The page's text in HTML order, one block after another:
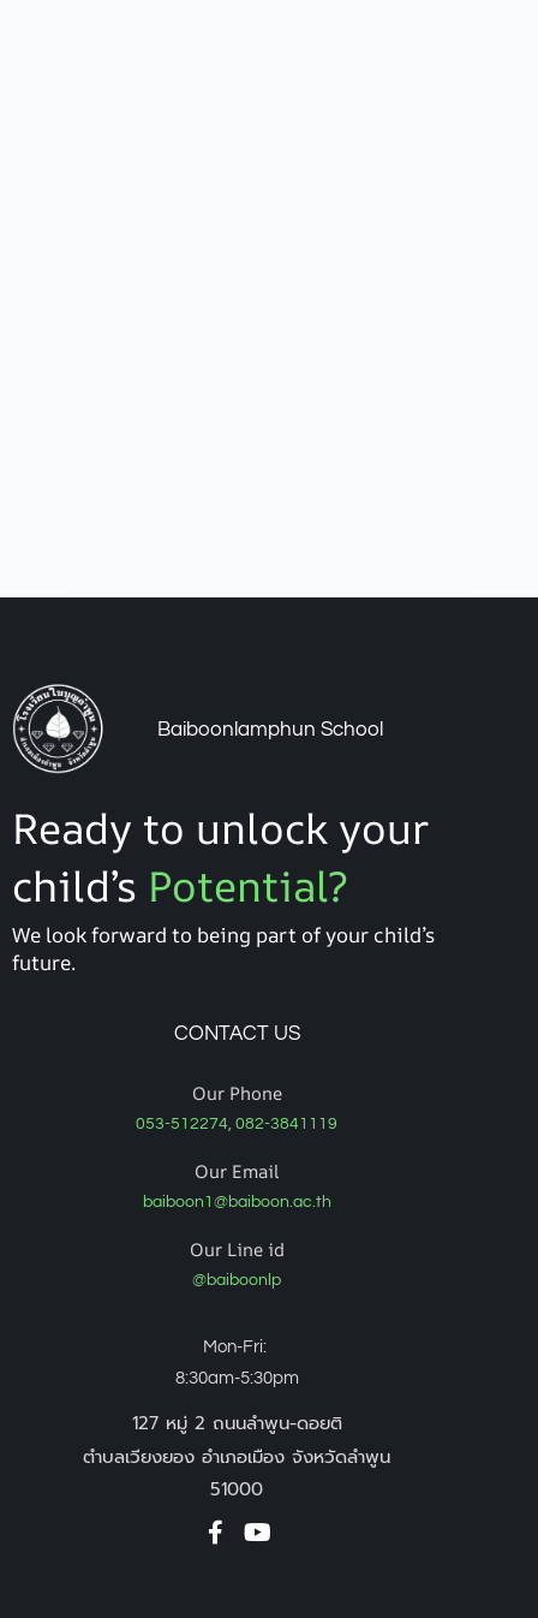
Baiboonlamphun School
Ready to unlock your
child’s Potential?
We look forward to being part of your child’s
future.
CONTACT US
Our Phone
053-512274, 082-3841119
Our Email
baiboon1@baiboon.ac.th
Our Line id
@baiboonlp
Mon-Fri:
8:30am-5:30pm
127 หมู่ 2 ถนนลำพูน-ดอยติ
ตำบลเวียงยอง อำเภอเมือง จังหวัดลำพูน
51000